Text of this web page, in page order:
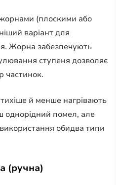
(плоскими або
варіант для
Жорна забезпечують
ступеня дозволяє
частинок.
й менше нагрівають
однорідний помел, але
обидва типи
(ручна)